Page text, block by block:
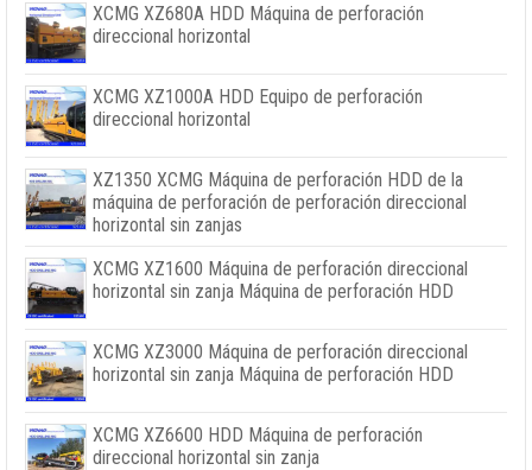
XCMG XZ680A HDD Máquina de perforación
direccional horizontal
XCMG XZ1000A HDD Equipo de perforación
direccional horizontal
XZ1350 XCMG Máquina de perforación HDD de la
máquina de perforación de perforación direccional
horizontal sin zanjas
XCMG XZ1600 Máquina de perforación direccional
horizontal sin zanja Máquina de perforación HDD
XCMG XZ3000 Máquina de perforación direccional
horizontal sin zanja Máquina de perforación HDD
XCMG XZ6600 HDD Máquina de perforación
direccional horizontal sin zanja